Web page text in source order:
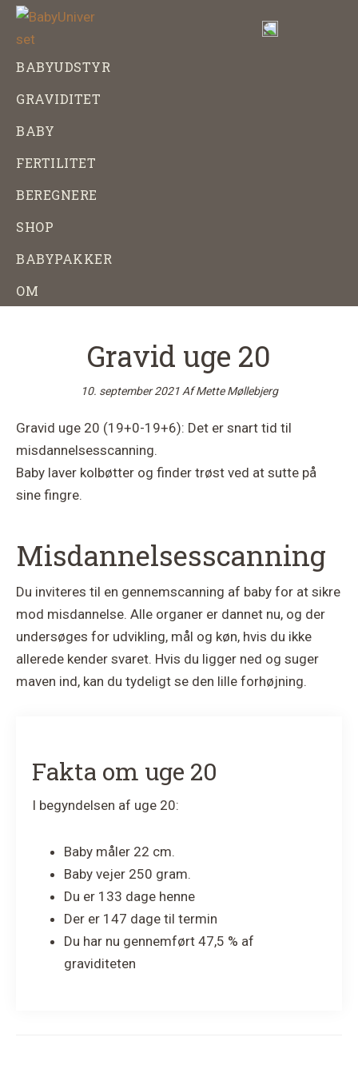
Skip
direkte
BabyUniverset
Alt
baby,
graviditet
babyudstyr
BABYUDSTYR
GRAVIDITET
BABY
FERTILITET
BEREGNERE
SHOP
BABYPAKKER
OM
Gravid uge 20
10. september 2021AfMette Møllebjerg
Gravid uge 20 (19+0-19+6): Det er snart tid til
misdannelsesscanning.
Baby laver kolbøtter og finder trøst ved at sutte på
sine fingre.
Misdannelsesscanning
Du inviteres til en gennemscanning af baby for at sikre
mod misdannelse. Alle organer er dannet nu, og der
undersøges for udvikling, mål og køn, hvis du ikke
allerede kender svaret. Hvis du ligger ned og suger
maven ind, kan du tydeligt se den lille forhøjning.
Fakta om uge 20
I begyndelsen af uge 20:
Baby måler 22 cm.
Baby vejer 250 gram.
Du er 133 dage henne
Der er 147 dage til termin
Du har nu gennemført 47,5 % af
graviditeten